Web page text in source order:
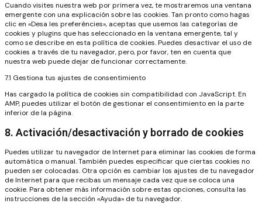
Cuando visites nuestra web por primera vez, te mostraremos una ventana
emergente con una explicación sobre las cookies. Tan pronto como hagas
clic en «Desa les preferències», aceptas que usemos las categorías de
cookies y plugins que has seleccionado en la ventana emergente, tal y
como se describe en esta política de cookies. Puedes desactivar el uso de
cookies a través de tu navegador, pero, por favor, ten en cuenta que
nuestra web puede dejar de funcionar correctamente.
7.1 Gestiona tus ajustes de consentimiento
Has cargado la política de cookies sin compatibilidad con JavaScript. En
AMP, puedes utilizar el botón de gestionar el consentimiento en la parte
inferior de la página.
8. Activación/desactivación y borrado de cookies
Puedes utilizar tu navegador de Internet para eliminar las cookies de forma
automática o manual. También puedes especificar que ciertas cookies no
pueden ser colocadas. Otra opción es cambiar los ajustes de tu navegador
de Internet para que recibas un mensaje cada vez que se coloca una
cookie. Para obtener más información sobre estas opciones, consulta las
instrucciones de la sección «Ayuda» de tu navegador.